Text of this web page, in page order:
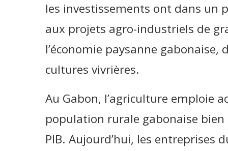
les investissements ont dans un
aux projets agro-industriels de
l’économie paysanne
cultures vivrières.
Au Gabon, l’agriculture emploie
population rurale gabonaise bien
PIB. Aujourd’hui, les entreprises